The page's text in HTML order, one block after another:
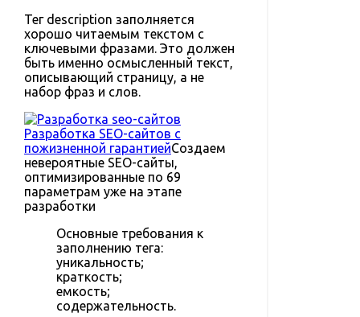
Тег description заполняется
хорошо читаемым текстом с
ключевыми фразами. Это должен
быть именно осмысленный текст,
описывающий страницу, а не
набор фраз и слов.
Разработка SEO-сайтов с
пожизненной гарантиейСоздаем
невероятные SEO-сайты,
оптимизированные по 69
параметрам уже на этапе
разработки
Основные требования к
заполнению тега:
уникальность;
краткость;
емкость;
содержательность.